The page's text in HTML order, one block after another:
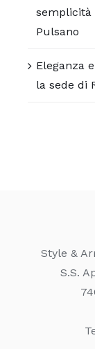
semplicità
Pulsano
Eleganza
la sede di
Style &
S.S.